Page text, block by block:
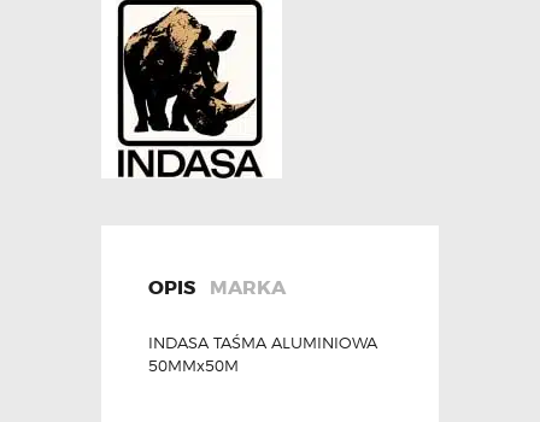
OPIS MARKA
INDASA TAŚMA ALUMINIOWA
50MMx50M